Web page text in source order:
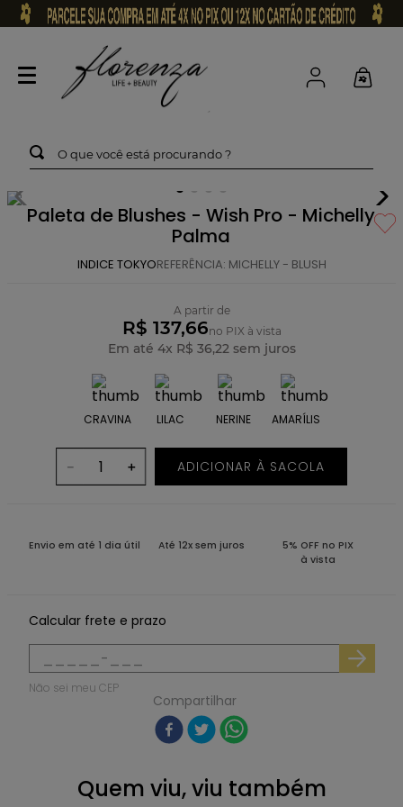
O que você está procurando ?
Paleta de Blushes - Wish Pro - Michelly
Palma
INDICE TOKYOREFERÊNCIA: MICHELLY - BLUSH
A partir de
R$ 137,66no PIX à vista
Em até 4x R$ 36,22sem juros
CRAVINA LILAC NERINE AMARÍLIS
＋
－ ADICIONAR À SACOLA
Envio em até 1 dia útil Até 12x sem juros
5% OFF no PIX
à vista
Calcular frete e prazo
Não sei meu CEP
Compartilhar
Quem viu, viu também